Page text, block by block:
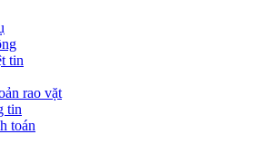
tin
rao vặt
tin
toán